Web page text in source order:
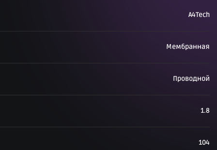
A4Tech
Мембранная
Проводной
1.8
104